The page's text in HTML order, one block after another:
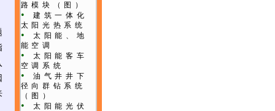
路模块
（图）
•
建筑一体化
太阳光热系统
•
太阳能、地
能空调
•
太阳能客车
空调系统
•
油气井井下
径向群钻系统
（图）
•
太阳能光伏